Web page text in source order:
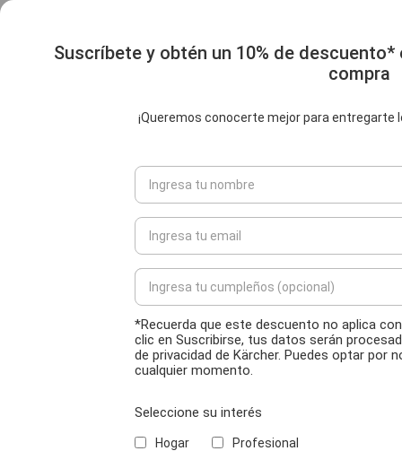
Suscríbete y obtén un 10% de descuento*
compra
¡Queremos conocerte mejor para
*Recuerda que este descuento no aplica
clic en Suscribirse, tus datos serán
de privacidad de Kärcher. Puedes optar por
cualquier momento.
Seleccione su interés
Hogar Profesional